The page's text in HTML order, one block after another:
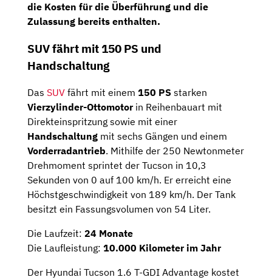
die Kosten für die Überführung und die
Zulassung bereits enthalten.
SUV fährt mit 150 PS und
Handschaltung
Das SUV fährt mit einem 150 PS starken
Vierzylinder-Ottomotorin Reihenbauart mit
Direkteinspritzung sowie mit einer
Handschaltung mit sechs Gängen und einem
Vorderradantrieb. Mithilfe der 250 Newtonmeter
Drehmoment sprintet der Tucson in 10,3
Sekunden von 0 auf 100 km/h. Er erreicht eine
Höchstgeschwindigkeit von 189 km/h. Der Tank
besitzt ein Fassungsvolumen von 54 Liter.
Die Laufzeit: 24 Monate
Die Laufleistung: 10.000 Kilometer im Jahr
Der Hyundai Tucson 1.6 T-GDI Advantage kostet